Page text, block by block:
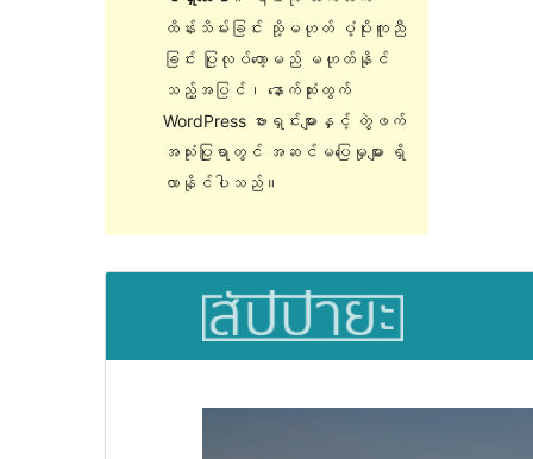
ထိန်းသိမ်းခြင်း သို့မဟုတ် ပံ့ပိုးကူညီ
ခြင်း ပြုလုပ်တော့မည် မဟုတ်နိုင်
သည့်အပြင်၊ နောက်ဆုံးထွက်
WordPress ဗားရှင်းများနှင့် တွဲဖက်
အသုံးပြုရာတွင် အဆင်မပြေမှုများ ရှိ
လာနိုင်ပါသည်။